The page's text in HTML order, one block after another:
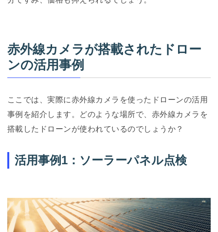
赤外線カメラが搭載されたドロー
ンの活用事例
ここでは、実際に赤外線カメラを使ったドローンの活用
事例を紹介します。どのような場所で、赤外線カメラを
搭載したドローンが使われているのでしょうか？
活用事例1：ソーラーパネル点検